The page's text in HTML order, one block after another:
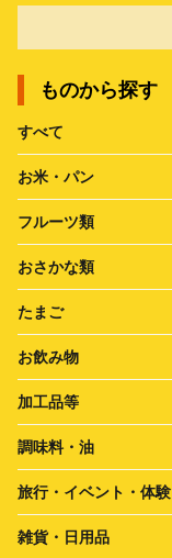
ものから探す
すべて
お米・パン
フルーツ類
おさかな類
たまご
お飲み物
加工品等
調味料・油
旅行・イベント・体験
雑貨・日用品